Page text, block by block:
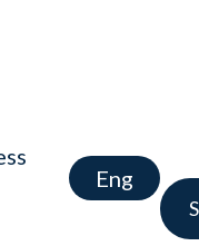
Eng